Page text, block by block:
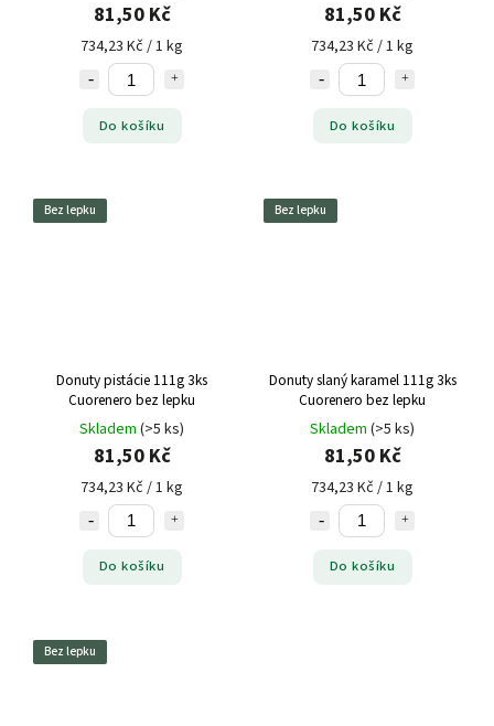
81,50 Kč
734,23 Kč / 1 kg
Do košíku
81,50 Kč
734,23 Kč / 1 kg
Do košíku
Bez lepku
Donuty pistácie 111g 3ks
Cuorenero bez lepku
Skladem (>5 ks)
81,50 Kč
734,23 Kč / 1 kg
Do košíku
Bez lepku
Donuty slaný karamel 111g 3ks
Cuorenero bez lepku
Skladem (>5 ks)
81,50 Kč
734,23 Kč / 1 kg
Do košíku
Bez lepku